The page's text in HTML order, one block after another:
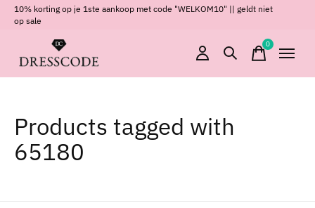
10% korting op je 1ste aankoop met code "WELKOM10" || geldt niet
op sale
0items
Products tagged with
65180